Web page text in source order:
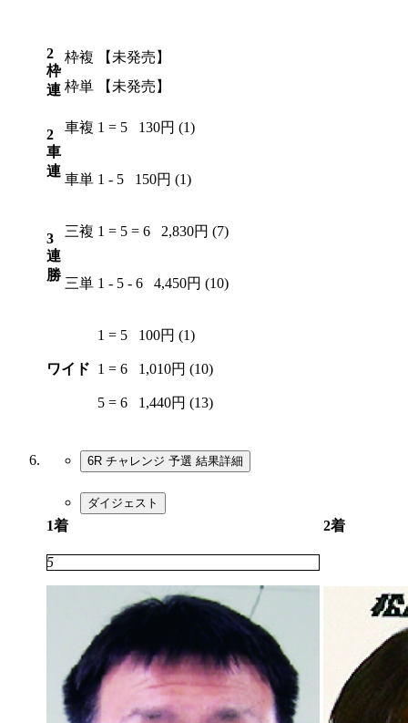
2
枠
連
枠複
【未発売】
枠単
【未発売】
2
車
連
車複 1 = 5 130円 (1)
車単 1 - 5 150円 (1)
3
連
勝
三複 1 = 5 = 6 2,830円 (7)
三単 1 - 5 - 6 4,450円 (10)
ワイド
1 = 5 100円 (1)
1 = 6 1,010円 (10)
5 = 6 1,440円 (13)
6R チャレンジ 予選 結果詳細
ダイジェスト
1着 2着
5